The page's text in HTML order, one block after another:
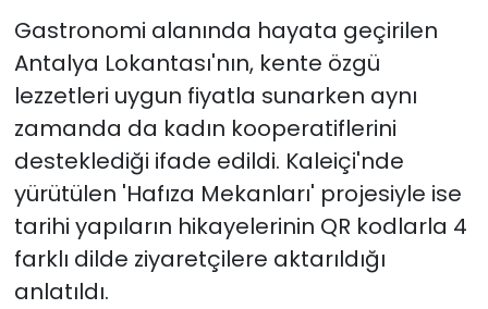
Gastronomi alanında hayata geçirilen
Antalya Lokantası'nın, kente özgü
lezzetleri uygun fiyatla sunarken aynı
zamanda da kadın kooperatiflerini
desteklediği ifade edildi. Kaleiçi'nde
yürütülen 'Hafıza Mekanları' projesiyle ise
tarihi yapıların hikayelerinin QR kodlarla 4
farklı dilde ziyaretçilere aktarıldığı
anlatıldı.